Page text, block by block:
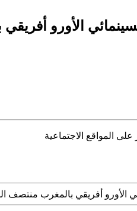
الأورو
المواقع الاجتماعية